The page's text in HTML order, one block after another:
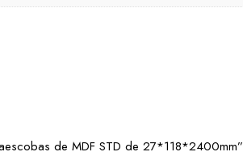
de MDF STD de 27*118*2400mm”